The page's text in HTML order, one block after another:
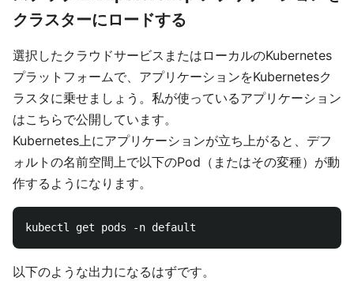
クラスターにロードする
選択したクラウドサービスまたはローカルのKubernetes
プラットフォームで、アプリケーションをKubernetesク
ラスタに乗せましょう。私が使っているアプリケーション
はこちらで公開しています。
Kubernetes上にアプリケーションが立ち上がると、デフ
ォルトの名前空間上で以下のPod（またはその変種）が動
作するようになります。
以下のような出力になるはずです。